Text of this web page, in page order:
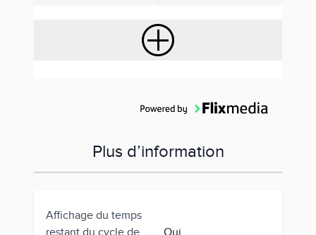
Plus d’information
Affichage du temps